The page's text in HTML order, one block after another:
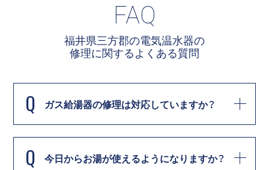
FAQ
福井県三方郡の電気温水器の
修理に関するよくある質問
Q ガス給湯器の修理は対応していますか？
Q 今日からお湯が使えるようになりますか？